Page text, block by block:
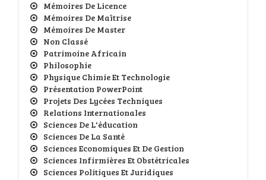
Mémoires De Licence
Mémoires De Maîtrise
Mémoires De Master
Non Classé
Patrimoine Africain
Philosophie
Physique Chimie Et Technologie
Présentation PowerPoint
Projets Des Lycées Techniques
Relations Internationales
Sciences De L'éducation
Sciences De La Santé
Sciences Economiques Et De Gestion
Sciences Infirmières Et Obstétricales
Sciences Politiques Et Juridiques